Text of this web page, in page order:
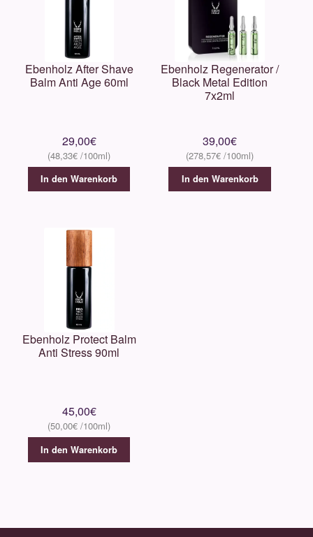
Ebenholz After Shave
Balm Anti Age 60ml
29,00€
48,33€
In den Warenkorb
Ebenholz Regenerator /
Black Metal Edition
7x2ml
39,00€
278,57€
In den Warenkorb
Ebenholz Protect Balm
Anti Stress 90ml
45,00€
50,00€
In den Warenkorb